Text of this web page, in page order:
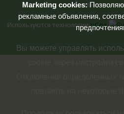
права
Используются технологииuCoz
Marketing cookies:
рекламные объявления,
Вы можете управлять